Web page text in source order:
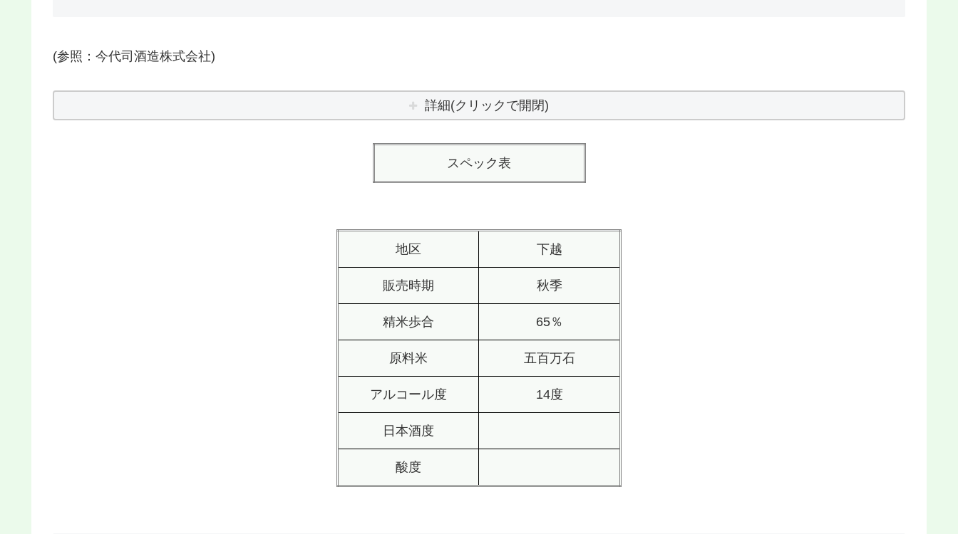
(参照：今代司酒造株式会社)
詳細(クリックで開閉)
スペック表
地区 下越
販売時期 秋季
精米歩合 65％
原料米 五百万石
アルコール度 14度
日本酒度
酸度